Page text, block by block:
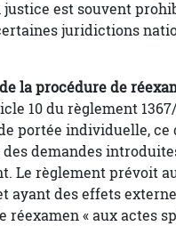
justice est souvent
juridictions
la procédure de
10 du règlement
portée individuelle,
demandes
Le règlement prévoit
ayant des effets
réexamen « aux actes